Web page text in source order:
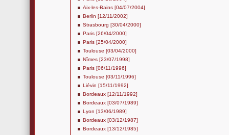
Aix-les-Bains [04/07/2004]
Berlin [12/11/2002]
Strasbourg [30/04/2000]
Paris [26/04/2000]
Paris [25/04/2000]
Toulouse [03/04/2000]
Nîmes [23/07/1998]
Paris [06/11/1996]
Toulouse [03/11/1996]
Liévin [15/11/1992]
Bordeaux [12/11/1992]
Bordeaux [03/07/1989]
Lyon [13/06/1989]
Bordeaux [03/12/1987]
Bordeaux [13/12/1985]